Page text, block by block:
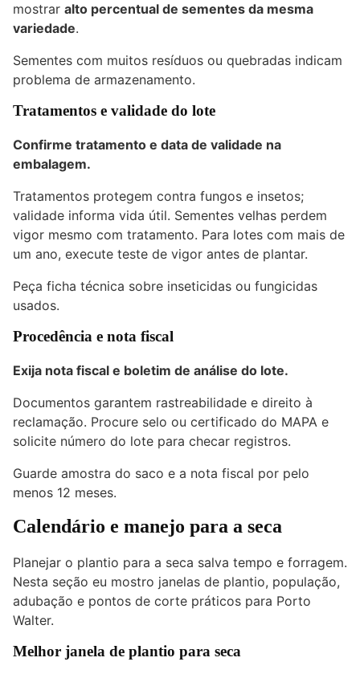
mostrar alto percentual de sementes da mesma
variedade.
Sementes com muitos resíduos ou quebradas indicam
problema de armazenamento.
Tratamentos e validade do lote
Confirme tratamento e data de validade na
embalagem.
Tratamentos protegem contra fungos e insetos;
validade informa vida útil. Sementes velhas perdem
vigor mesmo com tratamento. Para lotes com mais de
um ano, execute teste de vigor antes de plantar.
Peça ficha técnica sobre inseticidas ou fungicidas
usados.
Procedência e nota fiscal
Exija nota fiscal e boletim de análise do lote.
Documentos garantem rastreabilidade e direito à
reclamação. Procure selo ou certificado do MAPA e
solicite número do lote para checar registros.
Guarde amostra do saco e a nota fiscal por pelo
menos 12 meses.
Calendário e manejo para a seca
Planejar o plantio para a seca salva tempo e forragem.
Nesta seção eu mostro janelas de plantio, população,
adubação e pontos de corte práticos para Porto
Walter.
Melhor janela de plantio para seca